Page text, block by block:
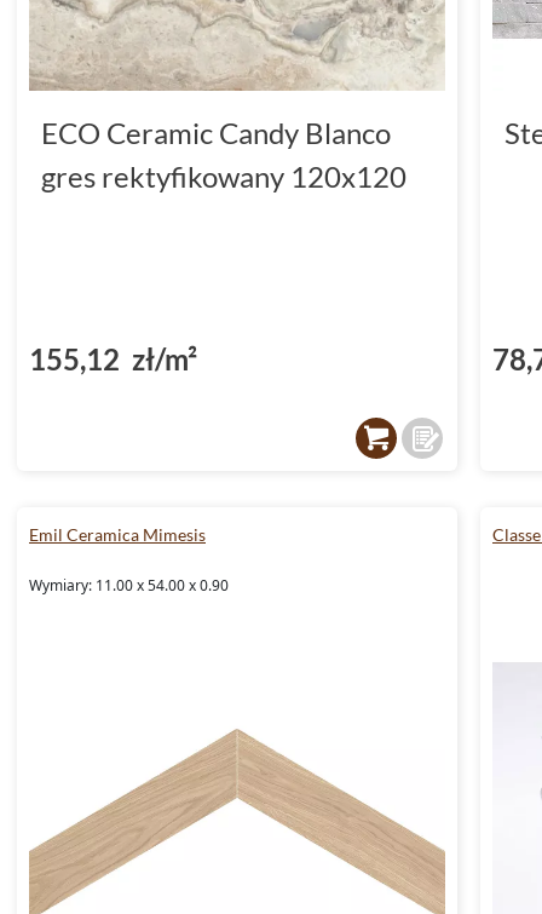
ECO Ceramic Candy Blanco
gres rektyfikowany 120x120
155,12 zł/m²
Emil Ceramica Mimesis
Wymiary: 11.00 x 54.00 x 0.90